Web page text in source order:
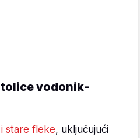
vodonik-
stare fleke, uključujući